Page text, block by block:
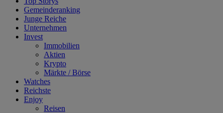
Gemeinderanking
Junge Reiche
Unternehmen
Invest
Immobilien
Aktien
Krypto
Märkte / Börse
Watches
Reichste
Enjoy
Reisen